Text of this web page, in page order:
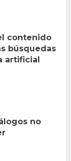
página
para
contenido
búsquedas
artificial
no